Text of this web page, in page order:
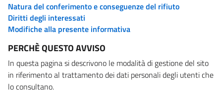
Natura del conferimento e conseguenze del rifiuto
Diritti degli interessati
Modifiche alla presente informativa
PERCHÈ QUESTO AVVISO
In questa pagina si descrivono le modalità di gestione del sito
in riferimento al trattamento dei dati personali degli utenti che
lo consultano.